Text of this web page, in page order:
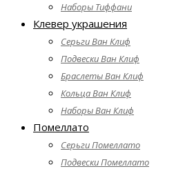
Наборы Тиффани
Клевер украшения
Серьги Ван Клиф
Подвески Ван Клиф
Браслеты Ван Клиф
Кольца Ван Клиф
Наборы Ван Клиф
Помеллато
Серьги Помеллато
Подвески Помеллато